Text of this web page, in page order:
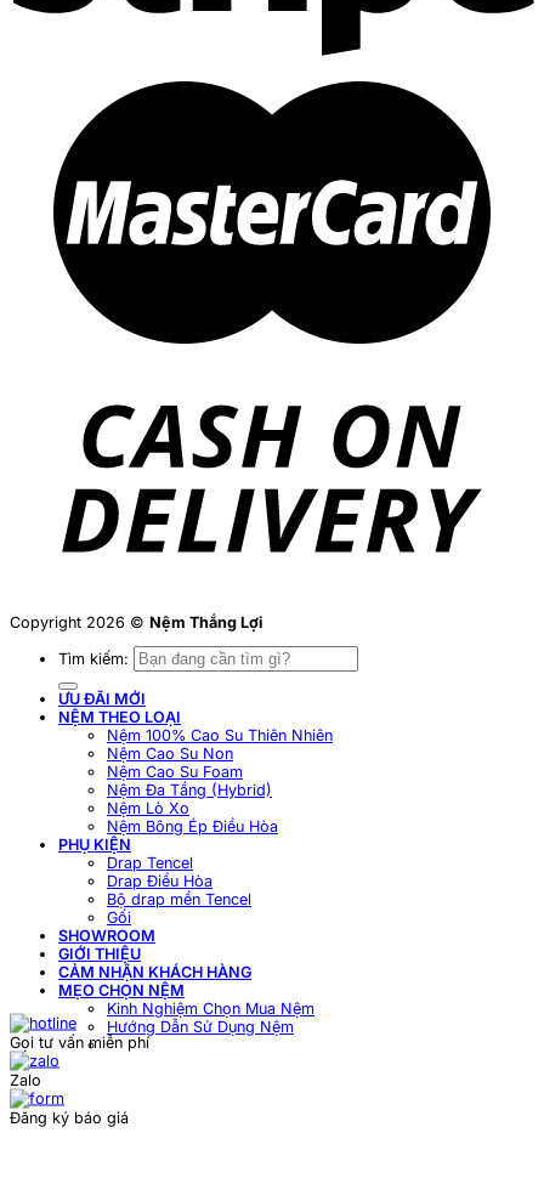
Copyright 2026 © Nệm Thắng Lợi
Tìm kiếm:
ƯU ĐÃI MỚI
NỆM THEO LOẠI
Nệm 100% Cao Su Thiên Nhiên
Nệm Cao Su Non
Nệm Cao Su Foam
Nệm Đa Tầng (Hybrid)
Nệm Lò Xo
Nệm Bông Ép Điều Hòa
PHỤ KIỆN
Drap Tencel
Drap Điều Hòa
Bộ drap mền Tencel
Gối
SHOWROOM
GIỚI THIỆU
CẢM NHẬN KHÁCH HÀNG
MẸO CHỌN NỆM
Kinh Nghiệm Chọn Mua Nệm
Hướng Dẫn Sử Dụng Nệm
Gọi tư vấn miễn phí
Zalo
Đăng ký báo giá